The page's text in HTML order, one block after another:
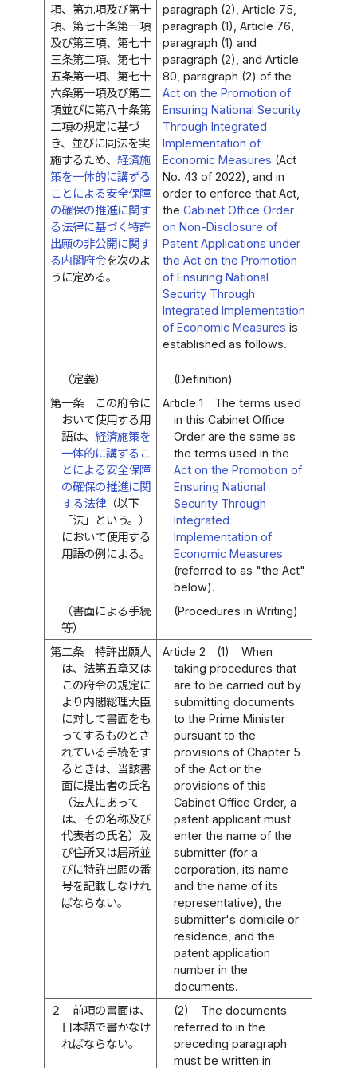
項、第九項及び第十
項、第七十条第一項
及び第三項、第七十
三条第二項、第七十
五条第一項、第七十
六条第一項及び第二
項並びに第八十条第
二項の規定に基づ
き、並びに同法を実
施するため、 経済施
策を一体的に講ずる
ことによる安全保障
の確保の推進に関す
る法律に基づく特許
出願の非公開に関す
る内閣府令を次のよ
うに定める。
paragraph (2), Article 75,
paragraph (1), Article 76,
paragraph (1) and
paragraph (2), and Article
80, paragraph (2) of the
Act on the Promotion of
Ensuring National Security
Through Integrated
Implementation of
Economic Measures (Act
No. 43 of 2022), and in
order to enforce that Act,
the Cabinet Office Order
on Non-Disclosure of
Patent Applications under
the Act on the Promotion
of Ensuring National
Security Through
Integrated Implementation
of Economic Measures is
established as follows.
（定義）
(Definition)
第一条
この府令に
おいて使用する用
語は、経済施策を
一体的に講ずるこ
とによる安全保障
の確保の推進に関
する法律（以下
「法」という。）
において使用する
用語の例による。
Article 1
The terms used
in this Cabinet Office
Order are the same as
the terms used in the
Act on the Promotion of
Ensuring National
Security Through
Integrated
Implementation of
Economic Measures
(referred to as "the Act"
below).
（書面による手続
等）
(Procedures in Writing)
第二条
特許出願人
は、法第五章又は
この府令の規定に
より内閣総理大臣
に対して書面をも
ってするものとさ
れている手続をす
るときは、当該書
面に提出者の氏名
（法人にあって
は、その名称及び
代表者の氏名）及
び住所又は居所並
びに特許出願の番
号を記載しなけれ
ばならない。
Article 2 (1)
When
taking procedures that
are to be carried out by
submitting documents
to the Prime Minister
pursuant to the
provisions of Chapter 5
of the Act or the
provisions of this
Cabinet Office Order, a
patent applicant must
enter the name of the
submitter (for a
corporation, its name
and the name of its
representative), the
submitter's domicile or
residence, and the
patent application
number in the
documents.
２
前項の書面は、
日本語で書かなけ
ればならない。
(2)
The documents
referred to in the
preceding paragraph
must be written in